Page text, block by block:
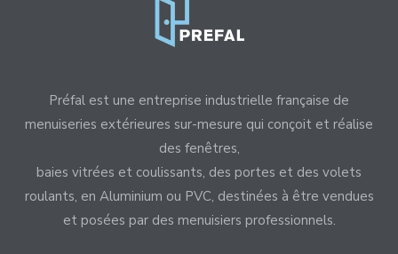
Préfal est une entreprise industrielle française de
menuiseries extérieures sur-mesure qui conçoit et réalise
des fenêtres,
baies vitrées et coulissants, des portes et des volets
roulants, en Aluminium ou PVC, destinées à être vendues
et posées par des menuisiers professionnels.